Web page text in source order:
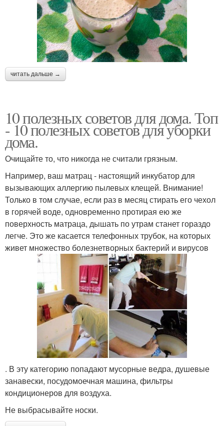
читать дальше →
10 полезных советов для дома. Топ
- 10 полезных советов для уборки
дома.
Очищайте то, что никогда не считали грязным.
Например, ваш матрац - настоящий инкубатор для
вызывающих аллергию пылевых клещей. Внимание!
Только в том случае, если раз в месяц стирать его чехол
в горячей воде, одновременно протирая ею же
поверхность матраца, дышать по утрам станет гораздо
легче. Это же касается телефонных трубок, на которых
живет множество болезнетворных бактерий и вирусов
. В эту категорию попадают мусорные ведра, душевые
занавески, посудомоечная машина, фильтры
кондиционеров для воздуха.
Не выбрасывайте носки.